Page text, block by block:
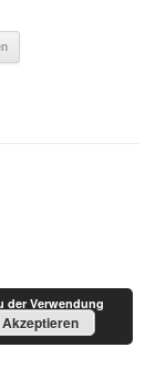
der Verwendung
Akzeptieren